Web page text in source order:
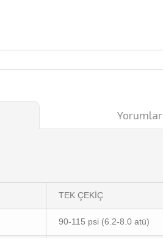
Yorumlar
TEK ÇEKİÇ
90-115 psi (6.2-8.0 atü)